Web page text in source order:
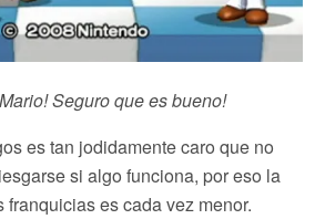
Seguro que es bueno!
es tan jodidamente caro que no
si algo funciona, por eso la
es cada vez menor.